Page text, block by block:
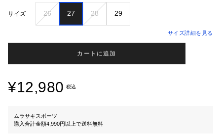
サイズ 26 27 28 29
サイズ詳細を見る
カートに追加
¥12,980 税込
ムラサキスポーツ
購入合計金額4,990円以上で送料無料